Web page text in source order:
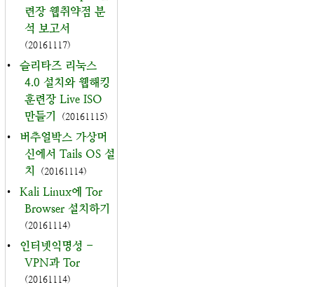
련장 웹취약점 분
석 보고서
(20161117)
•
슬리타즈 리눅스
4.0 설치와 웹해킹
훈련장 Live ISO
만들기
(20161115)
•
버추얼박스 가상머
신에서 Tails OS 설
치
(20161114)
•
Kali Linux에 Tor
Browser 설치하기
(20161114)
•
인터넷익명성 -
VPN과 Tor
(20161114)